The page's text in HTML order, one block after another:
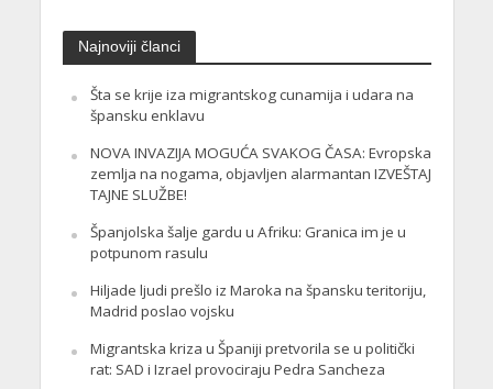
Najnoviji članci
Šta se krije iza migrantskog cunamija i udara na
špansku enklavu
NOVA INVAZIJA MOGUĆA SVAKOG ČASA: Evropska
zemlja na nogama, objavljen alarmantan IZVEŠTAJ
TAJNE SLUŽBE!
Španjolska šalje gardu u Afriku: Granica im je u
potpunom rasulu
Hiljade ljudi prešlo iz Maroka na špansku teritoriju,
Madrid poslao vojsku
Migrantska kriza u Španiji pretvorila se u politički
rat: SAD i Izrael provociraju Pedra Sancheza